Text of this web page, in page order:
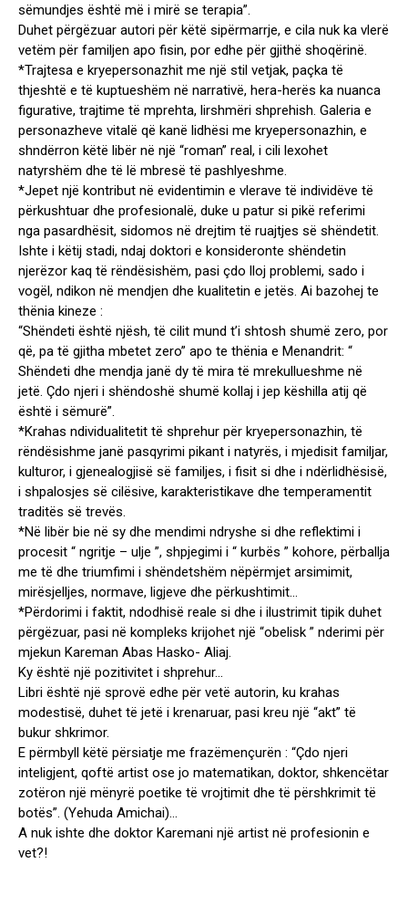
sëmundjes është më i mirë se terapia”.
Duhet përgëzuar autori për këtë sipërmarrje, e cila nuk ka vlerë
vetëm për familjen apo fisin, por edhe për gjithë shoqërinë.
*Trajtesa e kryepersonazhit me një stil vetjak, paçka të
thjeshtë e të kuptueshëm në narrativë, hera-herës ka nuanca
figurative, trajtime të mprehta, lirshmëri shprehish. Galeria e
personazheve vitalë që kanë lidhësi me kryepersonazhin, e
shndërron këtë libër në një “roman” real, i cili lexohet
natyrshëm dhe të lë mbresë të pashlyeshme.
*Jepet një kontribut në evidentimin e vlerave të individëve të
përkushtuar dhe profesionalë, duke u patur si pikë referimi
nga pasardhësit, sidomos në drejtim të ruajtjes së shëndetit.
Ishte i këtij stadi, ndaj doktori e konsideronte shëndetin
njerëzor kaq të rëndësishëm, pasi çdo lloj problemi, sado i
vogël, ndikon në mendjen dhe kualitetin e jetës. Ai bazohej te
thënia kineze :
“Shëndeti është njësh, të cilit mund t’i shtosh shumë zero, por
që, pa të gjitha mbetet zero” apo te thënia e Menandrit: “
Shëndeti dhe mendja janë dy të mira të mrekullueshme në
jetë. Çdo njeri i shëndoshë shumë kollaj i jep këshilla atij që
është i sëmurë”.
*Krahas ndividualitetit të shprehur për kryepersonazhin, të
rëndësishme janë pasqyrimi pikant i natyrës, i mjedisit familjar,
kulturor, i gjenealogjisë së familjes, i fisit si dhe i ndërlidhësisë,
i shpalosjes së cilësive, karakteristikave dhe temperamentit
traditës së trevës.
*Në libër bie në sy dhe mendimi ndryshe si dhe reflektimi i
procesit “ ngritje – ulje ”, shpjegimi i “ kurbës ” kohore, përballja
me të dhe triumfimi i shëndetshëm nëpërmjet arsimimit,
mirësjelljes, normave, ligjeve dhe përkushtimit…
*Përdorimi i faktit, ndodhisë reale si dhe i ilustrimit tipik duhet
përgëzuar, pasi në kompleks krijohet një “obelisk ” nderimi për
mjekun Kareman Abas Hasko- Aliaj.
Ky është një pozitivitet i shprehur…
Libri është një sprovë edhe për vetë autorin, ku krahas
modestisë, duhet të jetë i krenaruar, pasi kreu një “akt” të
bukur shkrimor.
E përmbyll këtë përsiatje me frazëmençurën : “Çdo njeri
inteligjent, qoftë artist ose jo matematikan, doktor, shkencëtar
zotëron një mënyrë poetike të vrojtimit dhe të përshkrimit të
botës”. (Yehuda Amichai)…
A nuk ishte dhe doktor Karemani një artist në profesionin e
vet?!